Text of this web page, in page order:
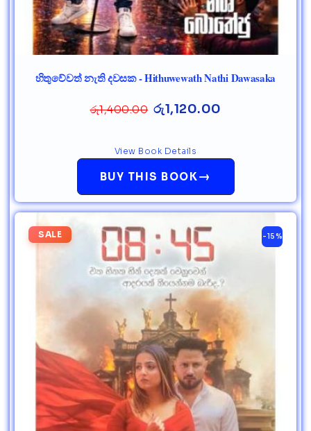
හිතුවේවත් නැති දවසක - Hithuwewath Nathi Dawasaka
රු1,400.00 රු1,120.00
BUY THIS BOOK→
View Book Details
SALE -15%